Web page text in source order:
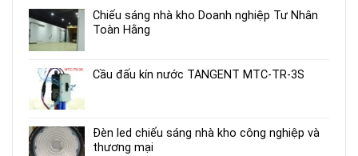
Chiếu sáng nhà kho Doanh nghiệp Tư Nhân
Toàn Hằng
Cầu đấu kín nước TANGENT MTC-TR-3S
Đèn led chiếu sáng nhà kho công nghiệp và
thương mại